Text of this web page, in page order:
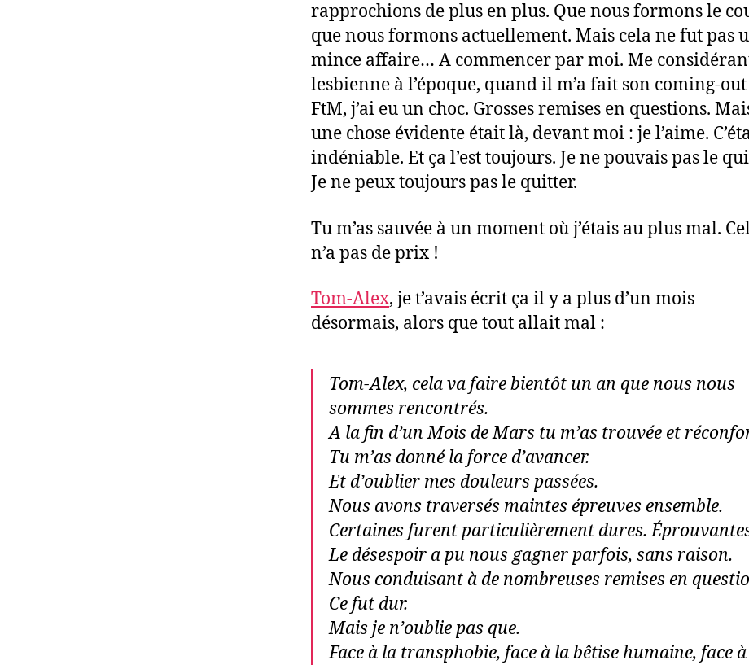
rapprochions de plus en plus. Que nous formons le
que nous formons actuellement. Mais cela ne fut pas
mince affaire… A commencer par moi. Me
lesbienne à l’époque, quand il m’a fait son coming-out
FtM, j’ai eu un choc. Grosses remises en questions.
une chose évidente était là, devant moi : je l’aime.
indéniable. Et ça l’est toujours. Je ne pouvais pas le
Je ne peux toujours pas le quitter.
Tu m’as sauvée à un moment où j’étais au plus mal.
n’a pas de prix !
Tom-Alex, je t’avais écrit ça il y a plus d’un mois
désormais, alors que tout allait mal :
Tom-Alex, cela va faire bientôt un an que nous nous
sommes rencontrés.
A la fin d’un Mois de Mars tu m’as trouvée et
Tu m’as donné la force d’avancer.
Et d’oublier mes douleurs passées.
Nous avons traversés maintes épreuves ensemble.
Certaines furent particulièrement dures.
Le désespoir a pu nous gagner parfois, sans raison.
Nous conduisant à de nombreuses remises en
Ce fut dur.
Mais je n’oublie pas que.
Face à la transphobie, face à la bêtise humaine, face à